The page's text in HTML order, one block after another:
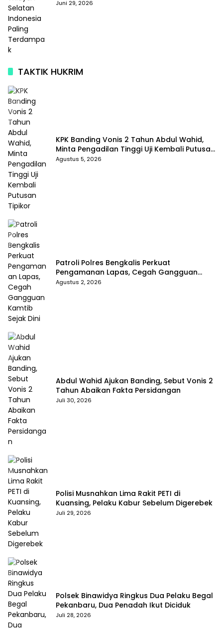
Terdampak
Juni 29, 2026
TAKTIK HUKRIM
KPK Banding Vonis 2 Tahun Abdul Wahid,
Minta Pengadilan Tinggi Uji Kembali Putusan
Tipikor
Agustus 5, 2026
Patroli Polres Bengkalis Perkuat
Pengamanan Lapas, Cegah Gangguan
Kamtib Sejak Dini
Agustus 2, 2026
Abdul Wahid Ajukan Banding, Sebut Vonis 2
Tahun Abaikan Fakta Persidangan
Juli 30, 2026
Polisi Musnahkan Lima Rakit PETI di
Kuansing, Pelaku Kabur Sebelum Digerebek
Juli 29, 2026
Polsek Binawidya Ringkus Dua Pelaku Begal
Pekanbaru, Dua Penadah Ikut Diciduk
Juli 28, 2026